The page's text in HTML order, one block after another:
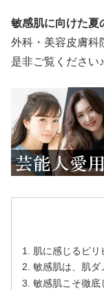
敏感肌に向けた夏
外科・美容皮膚科
是非ご覧ください♪
肌に感じるピリ
敏感肌は、肌ダ
敏感肌こそ徹底